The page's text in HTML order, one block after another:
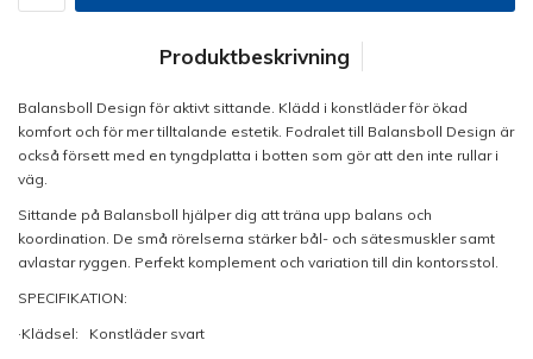
Produktbeskrivning
Balansboll Design för aktivt sittande. Klädd i konstläder för ökad
komfort och för mer tilltalande estetik. Fodralet till Balansboll Design är
också försett med en tyngdplatta i botten som gör att den inte rullar i
väg.
Sittande på Balansboll hjälper dig att träna upp balans och
koordination. De små rörelserna stärker bål- och sätesmuskler samt
avlastar ryggen. Perfekt komplement och variation till din kontorsstol.
SPECIFIKATION:
·Klädsel: Konstläder svart